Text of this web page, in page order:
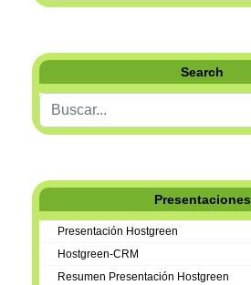
Search
Buscar...
Presentaciones
Presentación Hostgreen
Hostgreen-CRM
Resumen Presentación Hostgreen